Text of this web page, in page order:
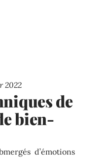
2022
de
bien-
d’émotions